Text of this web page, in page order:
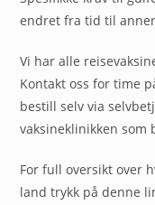
endret fra tid til
Vi har alle
Kontakt oss for time
bestill selv via
vaksineklinikken som
For full oversikt over
land trykk på denne